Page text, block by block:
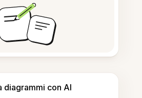
diagrammi con AI